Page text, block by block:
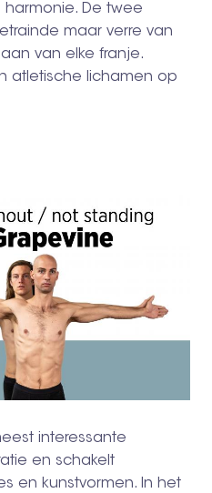
De twee
maar verre van
van elke franje.
atletische lichamen op
interessante
en schakelt
en kunstvormen. In het